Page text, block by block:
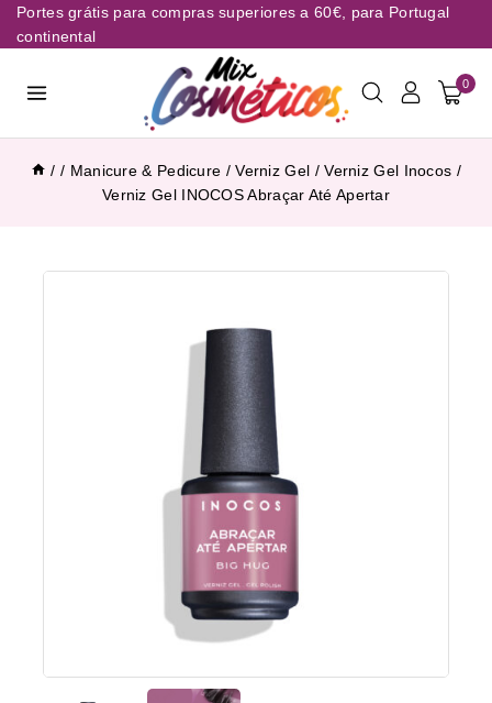
Portes grátis para compras superiores a 60€, para Portugal
continental
0
/ / Manicure & Pedicure / Verniz Gel / Verniz Gel Inocos /
Verniz Gel INOCOS Abraçar Até Apertar